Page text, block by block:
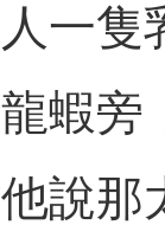
一隻
蝦旁
說那